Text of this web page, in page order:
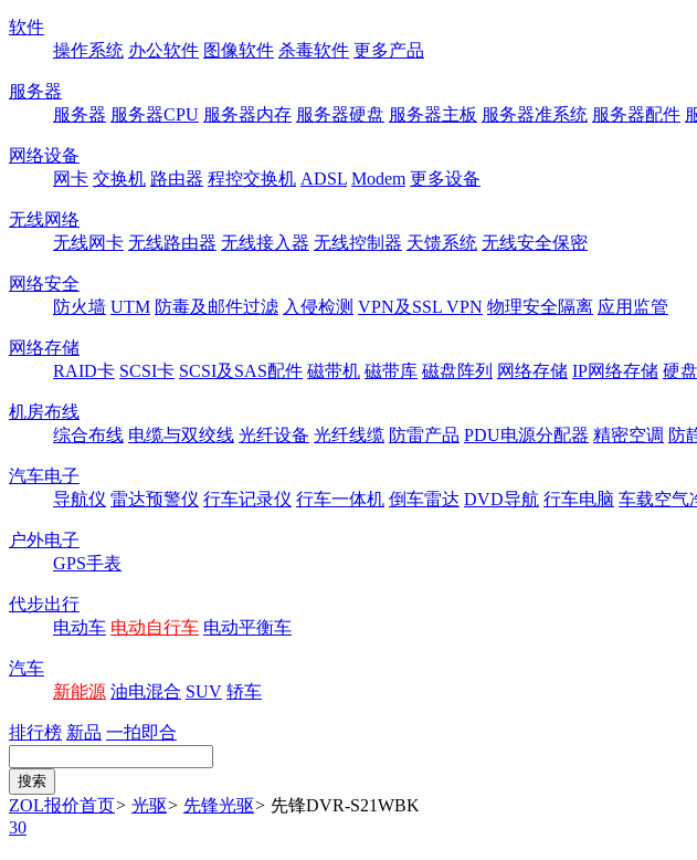
软件
操作系统 办公软件 图像软件 杀毒软件 更多产品
服务器
服务器 服务器CPU 服务器内存 服务器硬盘 服务器主板 服务器准系统 服务器配件
网络设备
网卡 交换机 路由器 程控交换机 ADSL Modem 更多设备
无线网络
无线网卡 无线路由器 无线接入器 无线控制器 天馈系统 无线安全保密
网络安全
防火墙 UTM 防毒及邮件过滤 入侵检测 VPN及SSL VPN 物理安全隔离 应用监管
网络存储
RAID卡 SCSI卡 SCSI及SAS配件 磁带机 磁带库 磁盘阵列 网络存储 IP网络存储 硬
机房布线
综合布线 电缆与双绞线 光纤设备 光纤线缆 防雷产品 PDU电源分配器 精密空调 防
汽车电子
导航仪 雷达预警仪 行车记录仪 行车一体机 倒车雷达 DVD导航 行车电脑 车载空气
户外电子
GPS手表
代步出行
电动车 电动自行车 电动平衡车
汽车
新能源 油电混合 SUV 轿车
排行榜 新品 一拍即合
ZOL报价首页> 光驱> 先锋光驱> 先锋DVR-S21WBK
30